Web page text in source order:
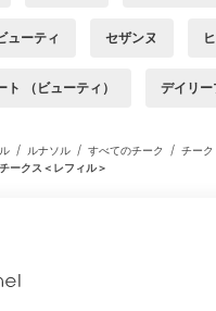
ーティ セザンヌ
ト （ビューティ） デイリ
/ ルナソル / すべてのチーク / チーク
ークス＜レフィル＞